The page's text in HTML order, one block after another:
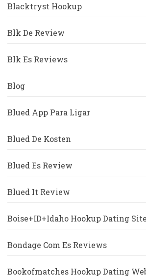
Blacktryst Hookup
Blk De Review
Blk Es Reviews
Blog
Blued App Para Ligar
Blued De Kosten
Blued Es Review
Blued It Review
Boise+ID+Idaho Hookup Dating Site
Bondage Com Es Reviews
Bookofmatches Hookup Dating